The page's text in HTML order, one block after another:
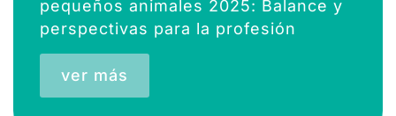
pequeños animales 2025: Balance y
perspectivas para la profesión
ver más